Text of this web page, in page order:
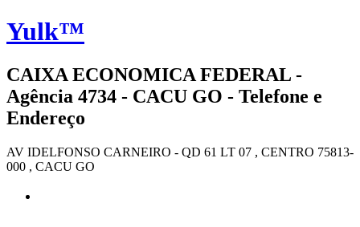
Yulk™
CAIXA ECONOMICA FEDERAL -
Agência 4734 - CACU GO - Telefone e
Endereço
AV IDELFONSO CARNEIRO - QD 61 LT 07 , CENTRO 75813-
000 , CACU GO